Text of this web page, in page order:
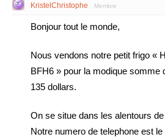
KristelChristophe Membre
Bonjour tout le monde,
Nous vendons notre petit frigo «
BFH6 » pour la modique somme
135 dollars.
On se situe dans les alentours
Notre numero de telephone est le